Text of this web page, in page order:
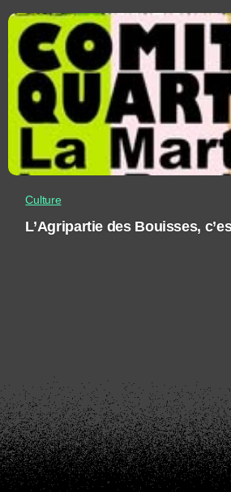
Culture
L’Agripartie des Bouisses,